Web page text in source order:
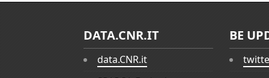
DATA.CNR.IT
data.CNR.it
BE